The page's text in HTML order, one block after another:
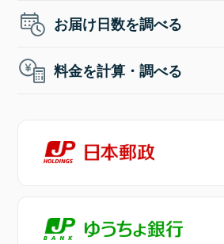
お届け日数を調べる
料金を計算・調べる